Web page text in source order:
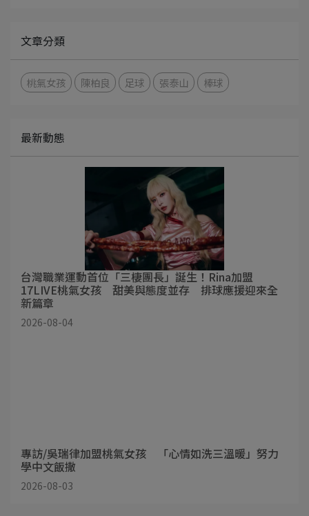
文章分類
桃氣女孩 陳柏良 足球 張泰山 棒球
最新動態
台灣職業運動首位「三棲團長」誕生！Rina加盟
17LIVE桃氣女孩 甜美與態度並存 排球應援迎來全
新篇章
2026-08-04
專訪/吳瑞律加盟桃氣女孩 「心情如洗三溫暖」努力
學中文飯撒
2026-08-03